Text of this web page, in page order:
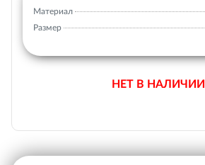
Материал
Размер
НЕТ В НАЛИЧИИ